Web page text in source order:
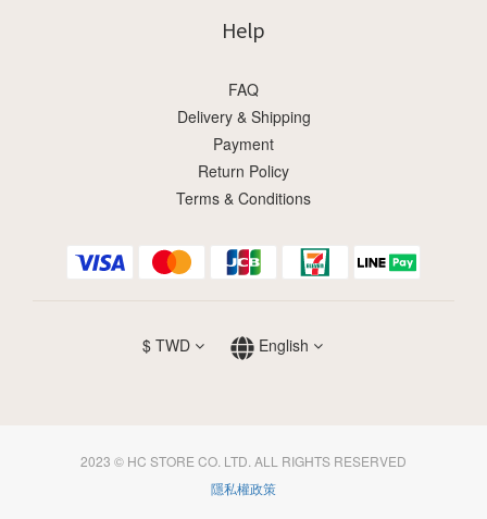
Help
FAQ
Delivery & Shipping
Payment
Return Policy
Terms & Conditions
$ TWD English
2023 © HC STORE CO. LTD. ALL RIGHTS RESERVED
隱私權政策